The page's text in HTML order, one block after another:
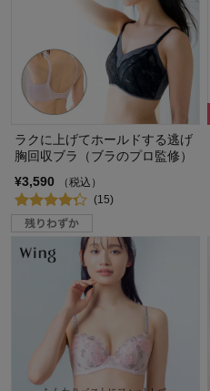
ラクに上げてホールドする逃げ
胸回収ブラ（ブラのプロ監修）
¥3,590
（税込）
(15)